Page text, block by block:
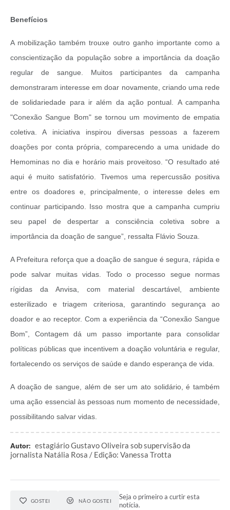
Benefícios
A mobilização também trouxe outro ganho importante como a
conscientização da população sobre a importância da doação
regular de sangue. Muitos participantes da campanha
demonstraram interesse em doar novamente, criando uma rede
de solidariedade para ir além da ação pontual. A campanha
"Conexão Sangue Bom" se tornou um movimento de empatia
coletiva. A iniciativa inspirou diversas pessoas a fazerem
doações por conta própria, comparecendo a uma unidade do
Hemominas no dia e horário mais proveitoso. “O resultado até
aqui é muito satisfatório. Tivemos uma repercussão positiva
entre os doadores e, principalmente, o interesse deles em
continuar participando. Isso mostra que a campanha cumpriu
seu papel de despertar a consciência coletiva sobre a
importância da doação de sangue”, ressalta Flávio Souza.
A Prefeitura reforça que a doação de sangue é segura, rápida e
pode salvar muitas vidas. Todo o processo segue normas
rígidas da Anvisa, com material descartável, ambiente
esterilizado e triagem criteriosa, garantindo segurança ao
doador e ao receptor. Com a experiência da “Conexão Sangue
Bom”, Contagem dá um passo importante para consolidar
políticas públicas que incentivem a doação voluntária e regular,
fortalecendo os serviços de saúde e dando esperança de vida.
A doação de sangue, além de ser um ato solidário, é também
uma ação essencial às pessoas num momento de necessidade,
possibilitando salvar vidas.
Autor: estagiário Gustavo Oliveira sob supervisão da
jornalista Natália Rosa / Edição: Vanessa Trotta
GOSTEI NÃO GOSTEI
Seja o primeiro a curtir esta
notícia.